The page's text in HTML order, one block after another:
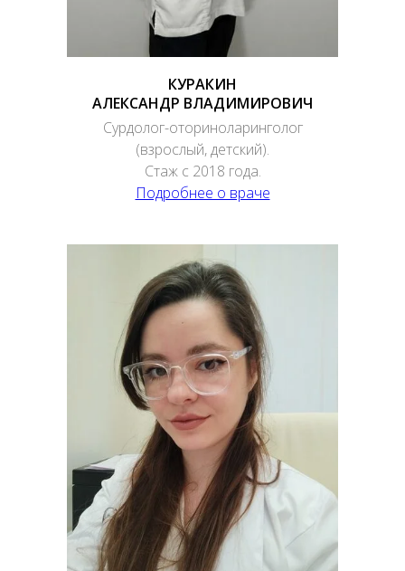
КУРАКИН
АЛЕКСАНДР ВЛАДИМИРОВИЧ
Сурдолог-оториноларинголог
(взрослый, детский).
Стаж с 2018 года.
Подробнее о враче